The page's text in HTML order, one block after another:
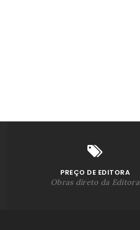
PREÇO DE EDITORA
Obras direto da Editora